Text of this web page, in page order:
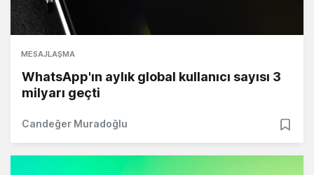
MESAJLAŞMA
WhatsApp'ın aylık global kullanıcı sayısı 3
milyarı geçti
Candeğer Muradoğlu